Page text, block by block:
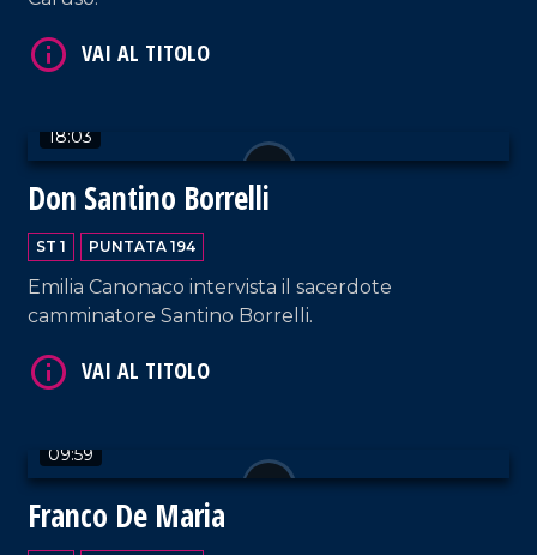
18:03
Don Santino Borrelli
ST 1 PUNTATA 194
Emilia Canonaco intervista il sacerdote
camminatore Santino Borrelli.
09:59
Franco De Maria